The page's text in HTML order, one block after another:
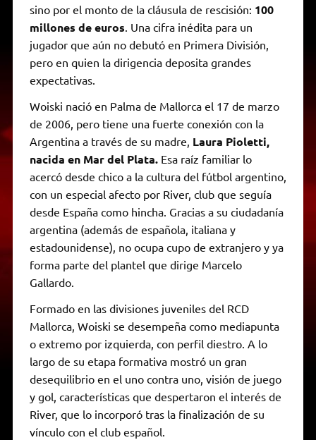
sino por el monto de la cláusula de rescisión: 100
millones de euros. Una cifra inédita para un
jugador que aún no debutó en Primera División,
pero en quien la dirigencia deposita grandes
expectativas.
Woiski nació en Palma de Mallorca el 17 de marzo
de 2006, pero tiene una fuerte conexión con la
Argentina a través de su madre, Laura Pioletti,
nacida en Mar del Plata.Esa raíz familiar lo
acercó desde chico a la cultura del fútbol argentino,
con un especial afecto por River, club que seguía
desde España como hincha. Gracias a su ciudadanía
argentina (además de española, italiana y
estadounidense), no ocupa cupo de extranjero y ya
forma parte del plantel que dirige Marcelo
Gallardo.
Formado en las divisiones juveniles del RCD
Mallorca, Woiski se desempeña como mediapunta
o extremo por izquierda, con perfil diestro. A lo
largo de su etapa formativa mostró un gran
desequilibrio en el uno contra uno, visión de juego
y gol, características que despertaron el interés de
River, que lo incorporó tras la finalización de su
vínculo con el club español.